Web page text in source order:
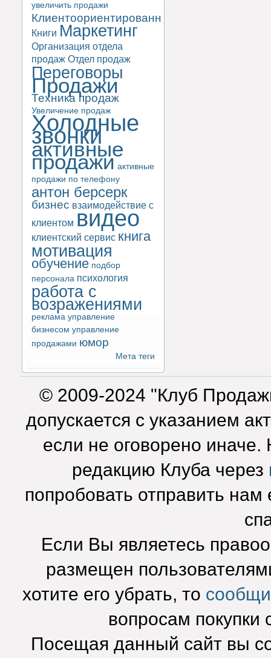
увеличить продажи
Клиентоориентированность
Книги Маркетинг
Организация отдела
продаж Отдел продаж
Переговоры
Продажи
Техника продаж
Увеличение продаж
Холодные
звонки
активные
продажи активные
продажи по телефону
антон берсерк
бизнес взаимодействие с
клиентом видео
клиентский сервис книга
мотивация
обучение подбор
персонала психология
работа с
возражениями
реклама управление
бизнесом управление
продажами юмор
Мета теги
© 2009-2024 "Клуб
допускается с указанием
если не оговорено
редакцию Клуба через
попробовать отправить нам
Если Вы являетесь
размещен
хотите его убрать, то
вопросам покупки
Посещая данный сайт вы